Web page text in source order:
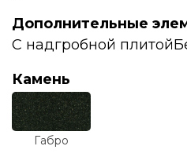
Дополнительные
С надгробной плитой
Камень
Габро